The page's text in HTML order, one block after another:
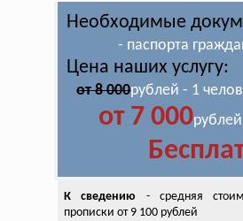
Необходимые
- паспорта
Цена наших услугу:
от 8 000рублей - 1
от 7 000
К сведению - средняя
прописки от 9 100 рублей